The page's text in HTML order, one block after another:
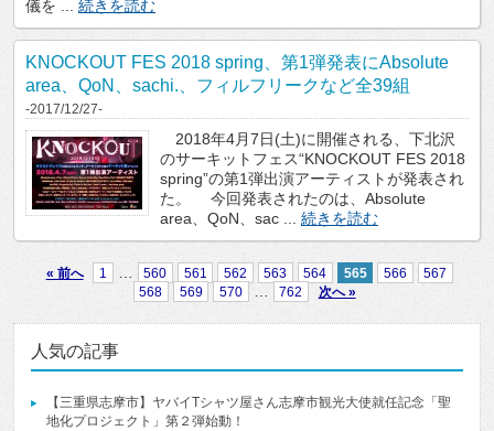
儀を ... 続きを読む
KNOCKOUT FES 2018 spring、第1弾発表にAbsolute
area、QoN、sachi.、フィルフリークなど全39組
-2017/12/27-
2018年4月7日(土)に開催される、下北沢
のサーキットフェス“KNOCKOUT FES 2018
spring”の第1弾出演アーティストが発表され
た。 今回発表されたのは、Absolute
area、QoN、sac ... 続きを読む
« 前へ 1 560 561 562 563 564 565 566
567
568
569 570 762 次へ »
人気の記事
【三重県志摩市】ヤバイTシャツ屋さん志摩市観光大使就任記念「聖
地化プロジェクト」第２弾始動！